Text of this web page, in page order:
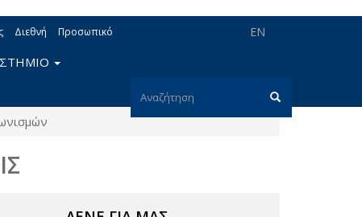
EN
Διεθνή Προσωπικό
Φόρμα